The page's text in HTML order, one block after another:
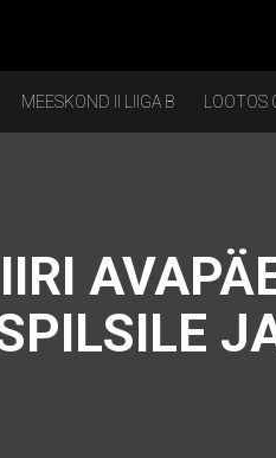
MEESKOND II LIIGA B LOOTOS